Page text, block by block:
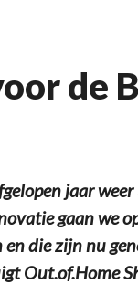
de
jaar
gaan we
die zijn nu
Out.of.Home